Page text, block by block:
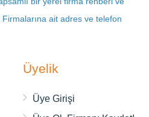
ait adres ve telefon
Üyelik
Üye Girişi